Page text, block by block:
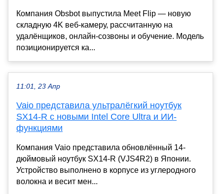
Компания Obsbot выпустила Meet Flip — новую
складную 4K веб-камеру, рассчитанную на
удалёнщиков, онлайн-созвоны и обучение. Модель
позиционируется ка...
11:01, 23 Апр
Vaio представила ультралёгкий ноутбук
SX14-R с новыми Intel Core Ultra и ИИ-
функциями
Компания Vaio представила обновлённый 14-
дюймовый ноутбук SX14-R (VJS4R2) в Японии.
Устройство выполнено в корпусе из углеродного
волокна и весит мен...